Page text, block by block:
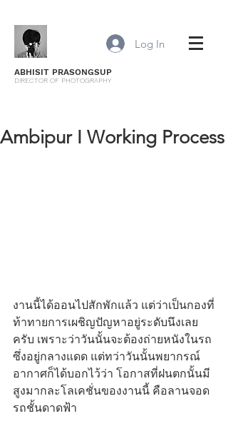
Log In
ABHISIT PRASONGSUP
DIRECTOR OF PHOTOGRAPHY
Ambipur I Working Process
งานนี้ได้ออนไปสักพักแล้ว แต่ว่าเป็นกองที่
ท้าทายการเผชิญปัญหาอยู่ระดับนึงเลย
ครับ เพราะว่าวันนั้นจะต้องถ่ายหนังในรถ
ซึ่งอยู่กลางแดด แต่ทว่าวันนั้นพยากรณ์
อากาศก็ได้บอกไว้ว่า โอกาสที่ฝนตกนั้นมี
สูงมากละโลเคชั่นของงานนี้ คือลานจอด
รถชั้นดาดฟ้า